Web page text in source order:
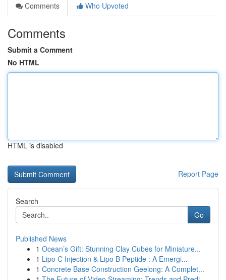
Comments
Who Upvoted
Comments
Submit a Comment
No HTML
HTML is disabled
Report Page
Search
Go
Published News
1 Ocean’s Gift: Stunning Clay Cubes for Miniature...
1 Lipo C Injection & Lipo B Peptide : A Emergi...
1 Concrete Base Construction Geelong: A Complet...